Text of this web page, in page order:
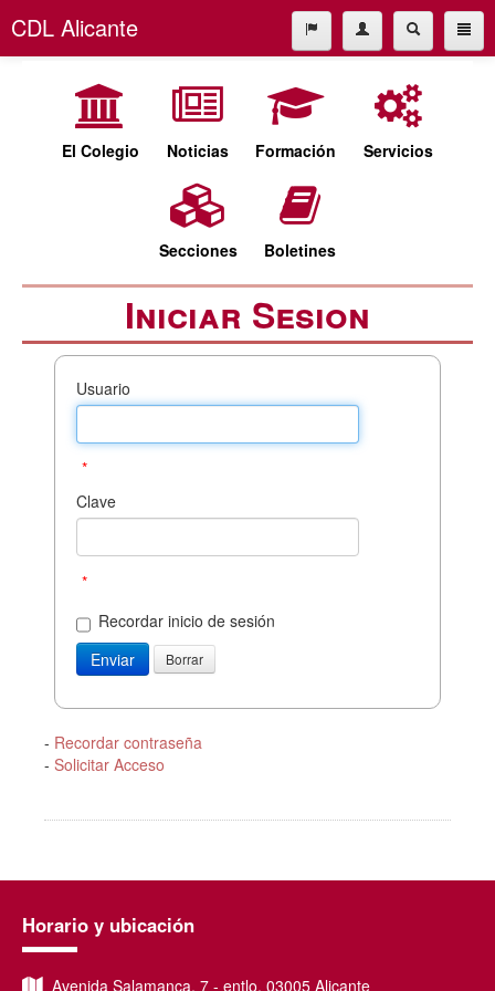
CDL Alicante
Formación
cdl@cdlalicante.org
El Colegio Noticias Formación Servicios
Secciones Boletines
Iniciar Sesion
Usuario
*
Clave
*
Recordar inicio de sesión
- Recordar contraseña
- Solicitar Acceso
Horario y ubicación
Avenida Salamanca, 7 - entlo, 03005 Alicante